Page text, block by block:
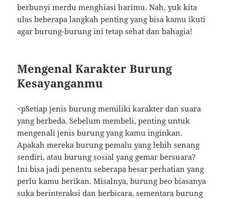
berbunyi merdu menghiasi harimu. Nah, yuk kita
ulas beberapa langkah penting yang bisa kamu ikuti
agar burung-burung ini tetap sehat dan bahagia!
Mengenal Karakter Burung
Kesayanganmu
<pSetiap jenis burung memiliki karakter dan suara
yang berbeda. Sebelum membeli, penting untuk
mengenali jenis burung yang kamu inginkan.
Apakah mereka burung pemalu yang lebih senang
sendiri, atau burung sosial yang gemar bersuara?
Ini bisa jadi penentu seberapa besar perhatian yang
perlu kamu berikan. Misalnya, burung beo biasanya
suka berinteraksi dan berbicara, sementara burung